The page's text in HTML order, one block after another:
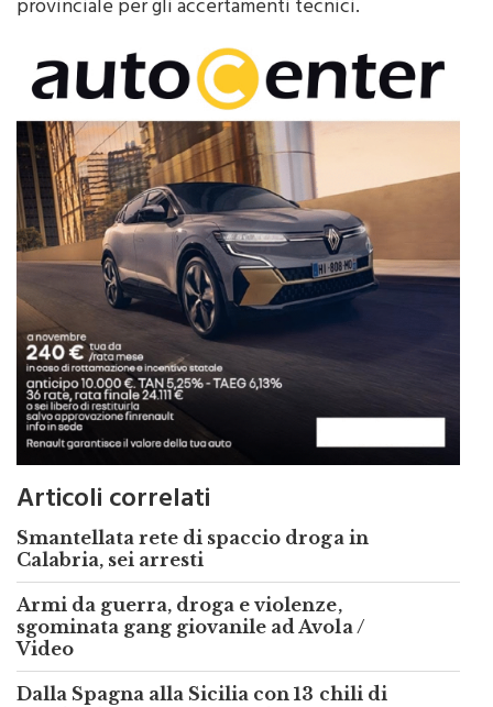
Articoli correlati
Smantellata rete di spaccio droga in
Calabria, sei arresti
Armi da guerra, droga e violenze,
sgominata gang giovanile ad Avola /
Video
cocaina in auto, tre arresti